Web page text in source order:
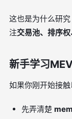
这也是为什么研
注交易池、排序
新手学习
如果你刚开始接触
先弄清楚